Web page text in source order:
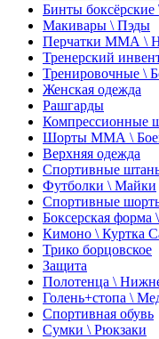
Бинты
Макивары \ Пэды
Перчатки ММА \
Тренерский
Тренировочные \
Женская одежда
Рашгарды
Компрессионные
Шорты ММА \
Верхняя одежда
Спортивные
Футболки \ Майки
Спортивные
Боксерская
Кимоно \ Куртка
Трико борцовское
Защита
Полотенца \
Голень+стопа \
Спортивная обувь
Сумки \ Рюкзаки